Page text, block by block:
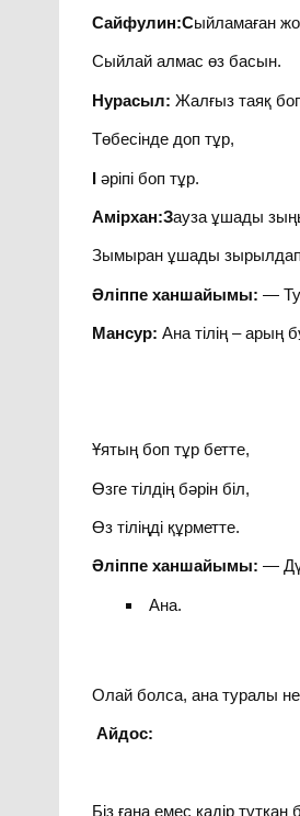
Сайфулин:Сыйламаған
Сыйлай алмас өз басын.
Нурасыл: Жалғыз таяқ
Төбесінде доп тұр,
І әріпі боп тұр.
Амірхан:Зауза ұшады
Зымыран ұшады
Әліппе ханшайымы: —
Мансур: Ана тілің – арың
Ұятың боп тұр бетте,
Өзге тілдің бәрін біл,
Өз тіліңді құрметте.
Әліппе ханшайымы: —
Ана.
Олай болса, ана туралы не
Айдос:
Біз ғана емес қадір тұтқан